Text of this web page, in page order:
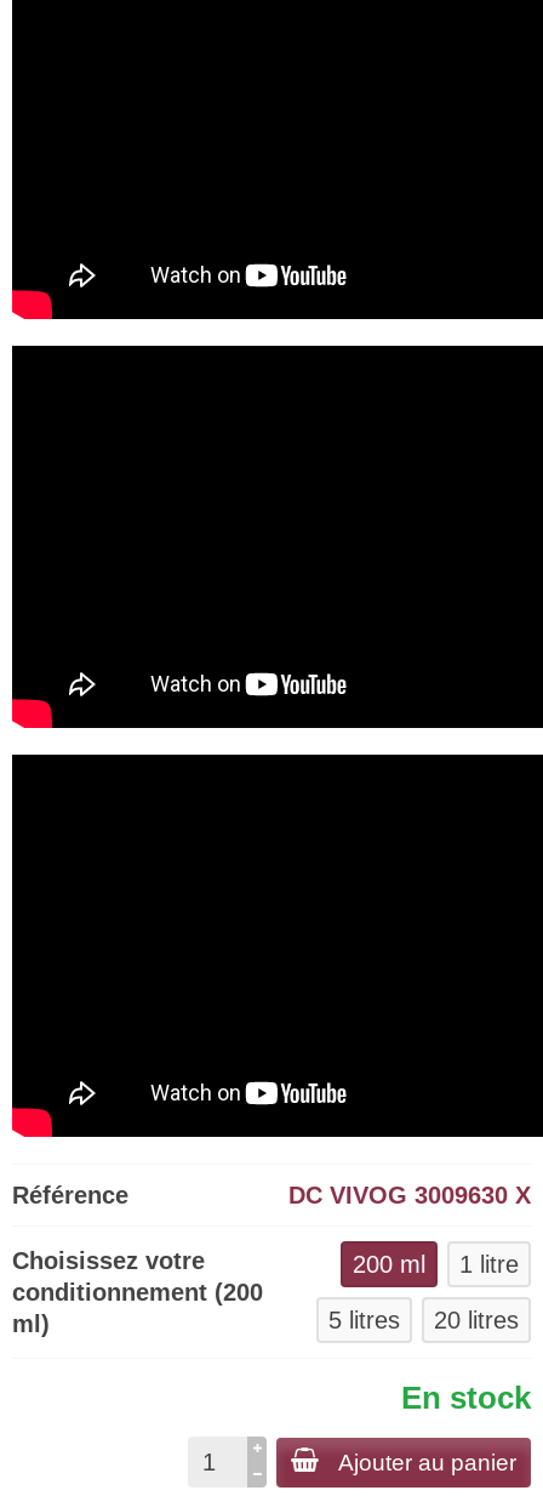
Référence DC VIVOG 3009630 X
Choisissez votre
conditionnement (200
ml)
200 ml 1 litre
5 litres 20 litres
En stock
Ajouter au panier